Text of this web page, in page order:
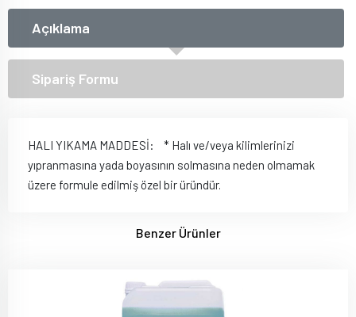
Açıklama
Sipariş Formu
HALI YIKAMA MADDESİ: * Halı ve/veya kilimlerinizi
yıpranmasına yada boyasının solmasına neden olmamak
üzere formule edilmiş özel bir üründür.
Benzer Ürünler